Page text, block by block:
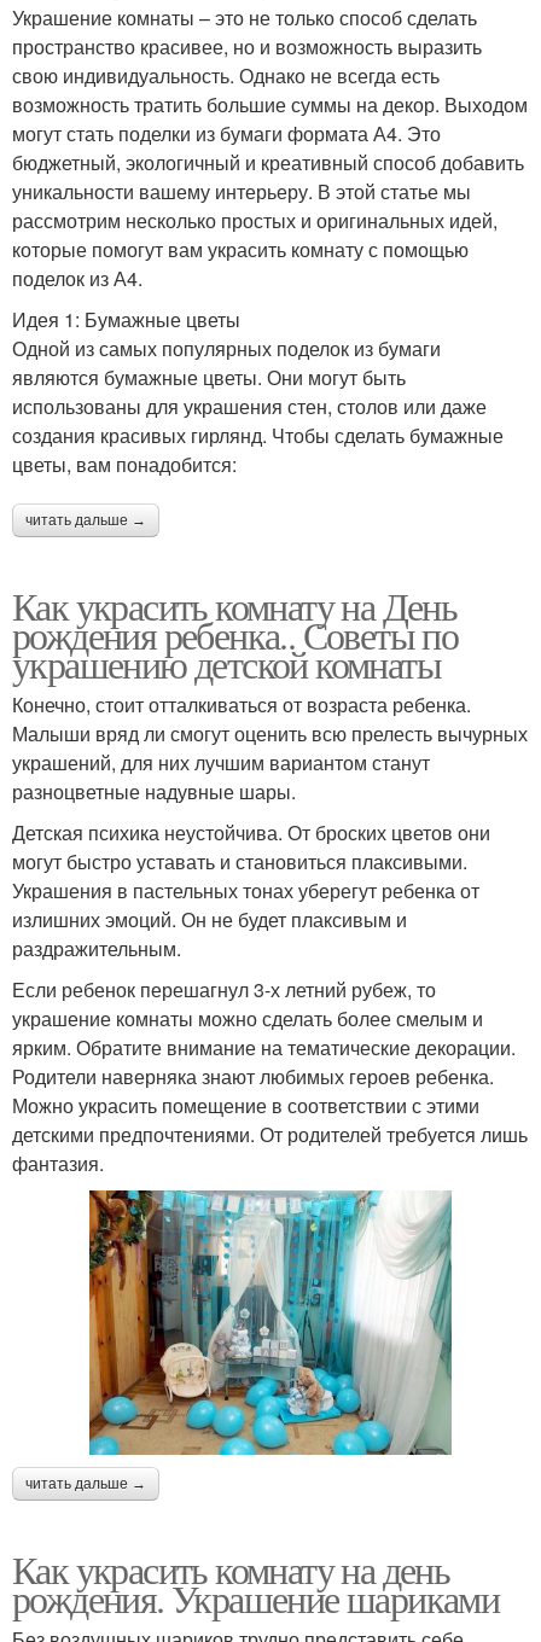
Украшение комнаты – это не только способ сделать
пространство красивее, но и возможность выразить
свою индивидуальность. Однако не всегда есть
возможность тратить большие суммы на декор. Выходом
могут стать поделки из бумаги формата А4. Это
бюджетный, экологичный и креативный способ добавить
уникальности вашему интерьеру. В этой статье мы
рассмотрим несколько простых и оригинальных идей,
которые помогут вам украсить комнату с помощью
поделок из А4.
Идея 1: Бумажные цветы
Одной из самых популярных поделок из бумаги
являются бумажные цветы. Они могут быть
использованы для украшения стен, столов или даже
создания красивых гирлянд. Чтобы сделать бумажные
цветы, вам понадобится:
читать дальше →
Как украсить комнату на День
рождения ребенка.. Советы по
украшению детской комнаты
Конечно, стоит отталкиваться от возраста ребенка.
Малыши вряд ли смогут оценить всю прелесть вычурных
украшений, для них лучшим вариантом станут
разноцветные надувные шары.
Детская психика неустойчива. От броских цветов они
могут быстро уставать и становиться плаксивыми.
Украшения в пастельных тонах уберегут ребенка от
излишних эмоций. Он не будет плаксивым и
раздражительным.
Если ребенок перешагнул 3-х летний рубеж, то
украшение комнаты можно сделать более смелым и
ярким. Обратите внимание на тематические декорации.
Родители наверняка знают любимых героев ребенка.
Можно украсить помещение в соответствии с этими
детскими предпочтениями. От родителей требуется лишь
фантазия.
читать дальше →
Как украсить комнату на день
рождения. Украшение шариками